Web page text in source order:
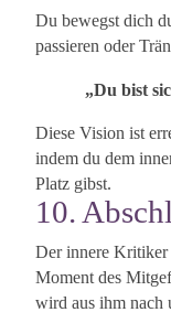
Du bewegst dich
passieren oder
„Du bist
Diese Vision ist
indem du dem
Platz gibst.
10.
Der innere Kritiker
Moment des
wird aus ihm nach